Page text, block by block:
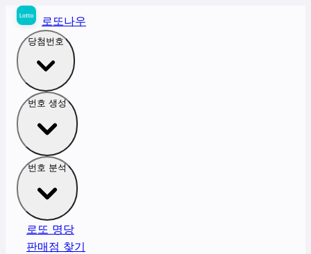
로또나우
당첨번호
번호 생성
번호 분석
로또 명당
판매점 찾기